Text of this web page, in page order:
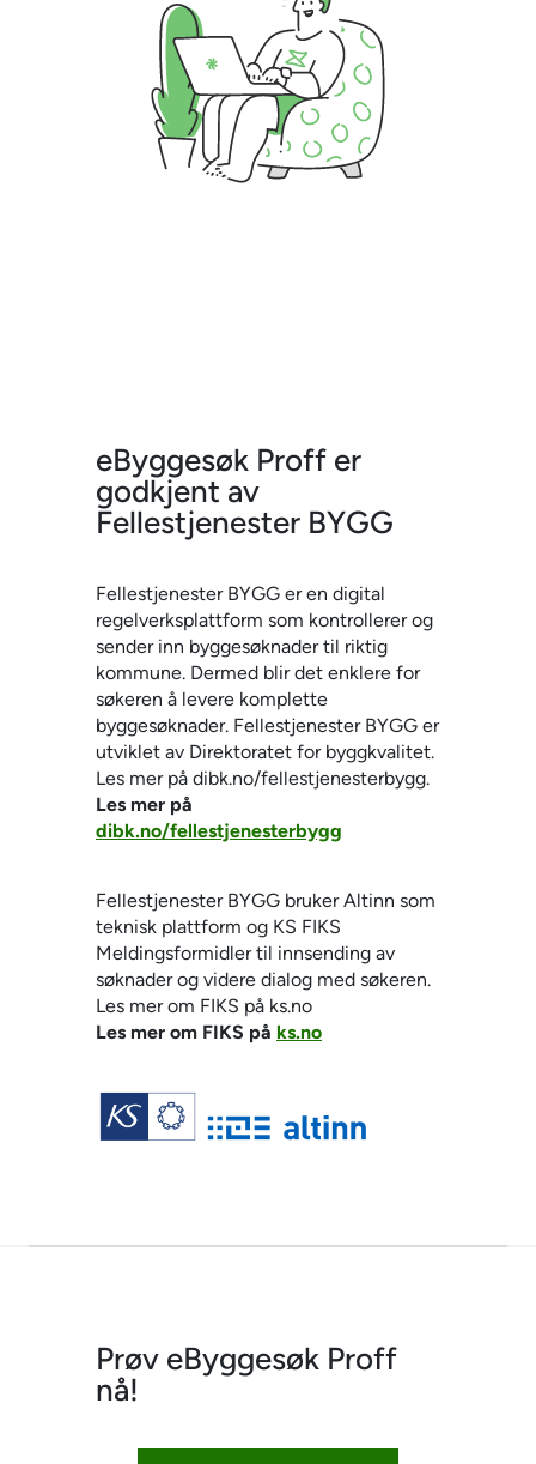
eByggesøk Proff er
godkjent av
Fellestjenester BYGG
Fellestjenester BYGG er en digital
regelverksplattform som kontrollerer og
sender inn byggesøknader til riktig
kommune. Dermed blir det enklere for
søkeren å levere komplette
byggesøknader. Fellestjenester BYGG er
utviklet av Direktoratet for byggkvalitet.
Les mer på dibk.no/fellestjenesterbygg.
Les mer på
dibk.no/fellestjenesterbygg
Fellestjenester BYGG bruker Altinn som
teknisk plattform og KS FIKS
Meldingsformidler til innsending av
søknader og videre dialog med søkeren.
Les mer om FIKS på ks.no
Les mer om FIKS på ks.no
Prøv eByggesøk Proff
nå!